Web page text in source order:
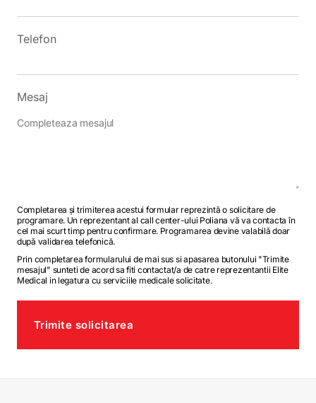
Telefon
Mesaj
Completarea și trimiterea acestui formular reprezintă o solicitare de
programare. Un reprezentant al call center-ului Poliana vă va contacta în
cel mai scurt timp pentru confirmare. Programarea devine valabilă doar
după validarea telefonică.
Prin completarea formularului de mai sus si apasarea butonului "Trimite
mesajul" sunteti de acord sa fiti contactat/a de catre reprezentantii Elite
Medical in legatura cu serviciile medicale solicitate.
Trimite solicitarea